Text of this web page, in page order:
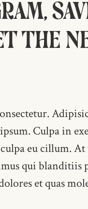
the
Culpa in
eu cillum. At
qui blanditiis
et quas